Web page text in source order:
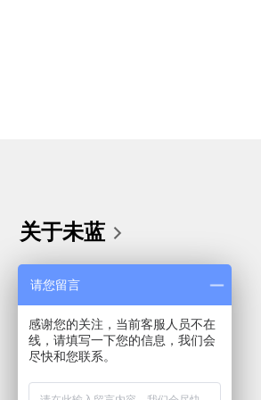
关于未蓝
公司简介
联系我们
发展历程
请您留言
感谢您的关注，当前客服人员不在
线，请填写一下您的信息，我们会
尽快和您联系。